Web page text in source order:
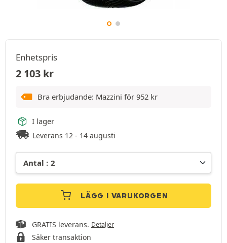
Enhetspris
2 103 kr
Bra erbjudande: Mazzini för 952 kr
I lager
Leverans 12 - 14 augusti
LÄGG I VARUKORGEN
GRATIS leverans. Detaljer
Säker transaktion